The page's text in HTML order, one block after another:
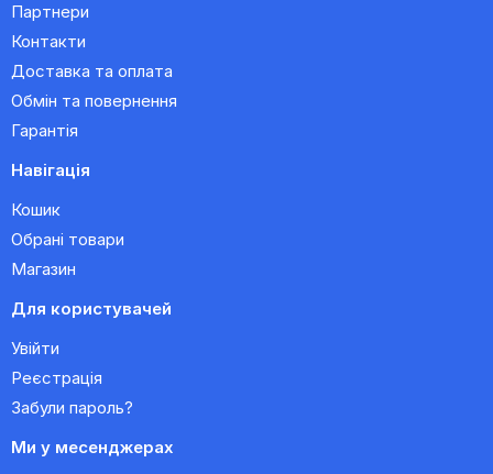
Партнери
Контакти
Доставка та оплата
Обмін та повернення
Гарантія
Навігація
Кошик
Обрані товари
Магазин
Для користувачей
Увійти
Реєстрація
Забули пароль?
Ми у месенджерах